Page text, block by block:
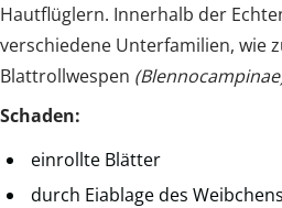
Hautflüglern. Innerhalb der
verschiedene Unterfamilien, wie
Blattrollwespen
Schaden:
einrollte Blätter
durch Eiablage des